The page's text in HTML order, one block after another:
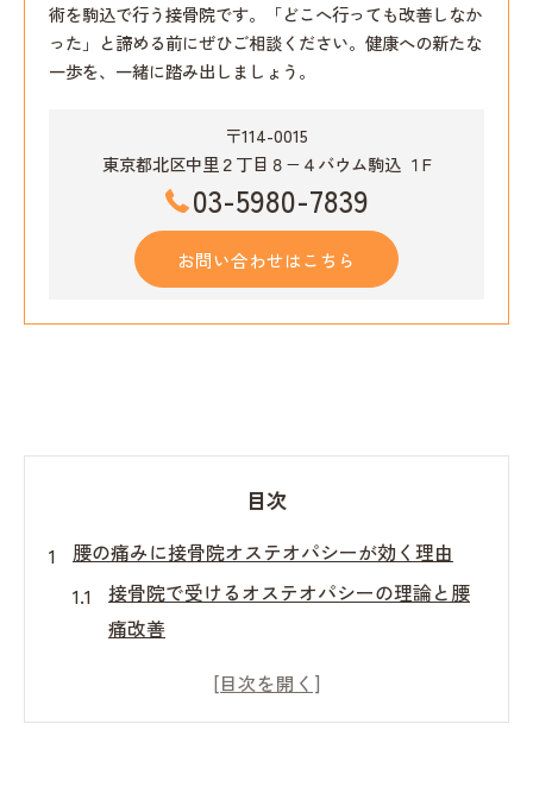
術を駒込で行う接骨院です。「どこへ行っても改善しなか
った」と諦める前にぜひご相談ください。健康への新たな
一歩を、一緒に踏み出しましょう。
〒114-0015
東京都北区中里２丁目８−４バウム駒込 １F
03-5980-7839
お問い合わせはこちら
目次
腰の痛みに接骨院オステオパシーが効く理由
接骨院で受けるオステオパシーの理論と腰
痛改善
腰の痛みを根本から変える接骨院施術の特